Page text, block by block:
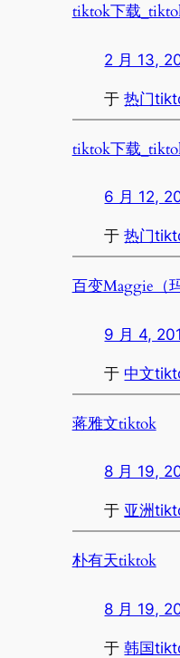
tiktok下载
2 月 13,
于热门
tiktok下载
6 月 12,
于热门
百变Maggie（
9 月 4,
于 中文
蒋雅文tiktok
8 月 19,
于 亚洲
朴有天tiktok
8 月 19,
于韩国